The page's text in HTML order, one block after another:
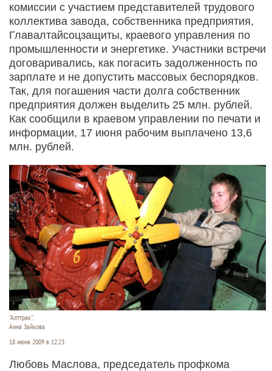
комиссии с участием представителей трудового
коллектива завода, собственника предприятия,
Главалтайсоцзащиты, краевого управления по
промышленности и энергетике. Участники встречи
договаривались, как погасить задолженность по
зарплате и не допустить массовых беспорядков.
Так, для погашения части долга собственник
предприятия должен выделить 25 млн. рублей.
Как сообщили в краевом управлении по печати и
информации, 17 июня рабочим выплачено 13,6
млн. рублей.
"Алттрак".
Анна Зайкова
18 июня 2009 в 12:23
Любовь Маслова, председатель профкома